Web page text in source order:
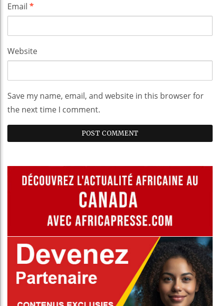
Email *
Website
Save my name, email, and website in this browser for
the next time I comment.